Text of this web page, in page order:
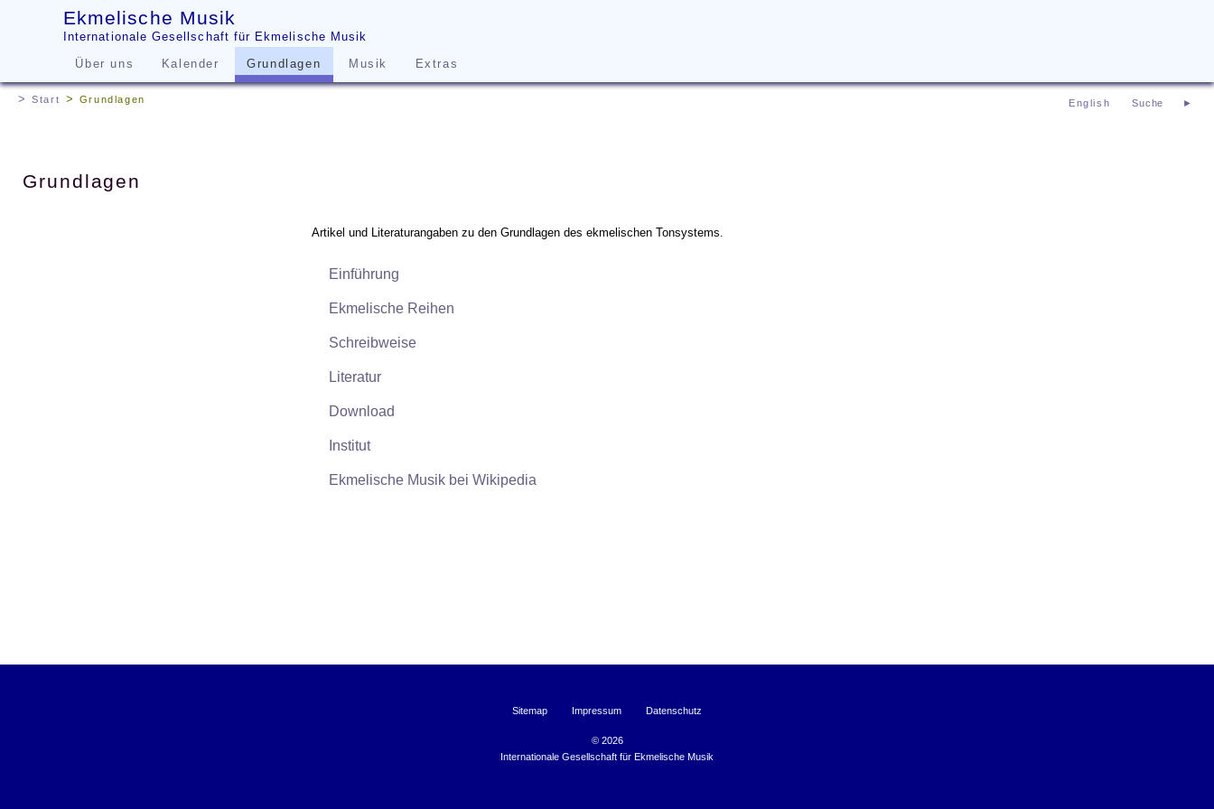
Ekmelische Musik
Internationale Gesellschaft für Ekmelische Musik
Über uns
Kalender Grundlagen Musik Extras
English
Start Grundlagen
Grundlagen
Artikel und Literaturangaben zu den Grundlagen des ekmelischen Tonsystems.
Einführung
Ekmelische Reihen
Schreibweise
Literatur
Download
Institut
Ekmelische Musik bei Wikipedia
Sitemap Impressum Datenschutz
© 2026
Internationale Gesellschaft für Ekmelische Musik